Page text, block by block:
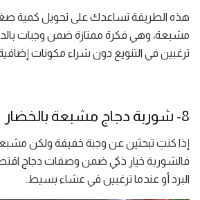
هذه الطريقة تساعدك على تحويل كمية
مشبعة، وهي فكرة ممتازة ضمن وجبات
ترغبين في التنويع دون شراء مكونات
8- شوربة دجاج مشبعة بالخضار
إذا كنتِ تبحثين عن وجبة خفيفة ولكن
فالشوربة خيار ذكي ضمن وصفات دجاج
البرد أو عندما ترغبين في عشاء بسيط.